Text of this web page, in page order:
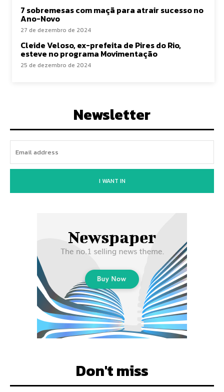
7 sobremesas com maçã para atrair sucesso no
Ano-Novo
27 de dezembro de 2024
Cleide Veloso, ex-prefeita de Pires do Rio,
esteve no programa Movimentação
25 de dezembro de 2024
Newsletter
I WANT IN
Don't miss